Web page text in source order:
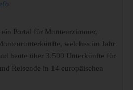
Portal für Monteurzimmer,
welches im Jahr
heute über 3.500 Unterkünfte für
Reisende in 14 europäischen